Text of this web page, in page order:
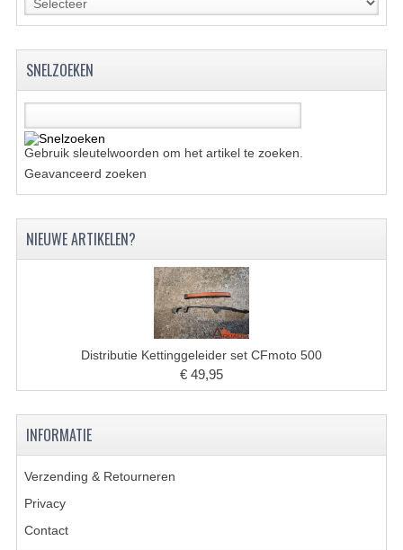
VERLICHTING
WIEL OPHANGING
WIELEN EN BANDEN
ACCESSOIRES
GEREEDSCHAP
BASHAN 250-11B
ELEKTRONICA
KABELS
KAPPEN EN FRAME
KETTING EN TANDWIELEN
KOEL SYSTEEM
MOTOR
SNELZOEKEN
Gebruik sleutelwoorden om het artikel te zoeken.
Geavanceerd zoeken
NIEUWE ARTIKELEN?
Distributie Kettinggeleider set CFmoto 500
€ 49,95
INFORMATIE
Verzending & Retourneren
Privacy
Contact